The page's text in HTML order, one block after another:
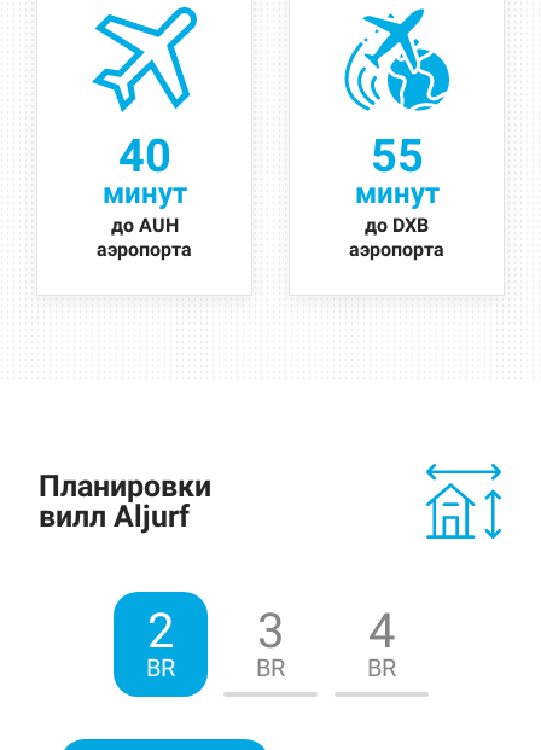
40
минут
до AUH
аэропорта
55
минут
дo DXB
аэропорта
Планировки
вилл Aljurf
2
BR
3
BR
4
BR